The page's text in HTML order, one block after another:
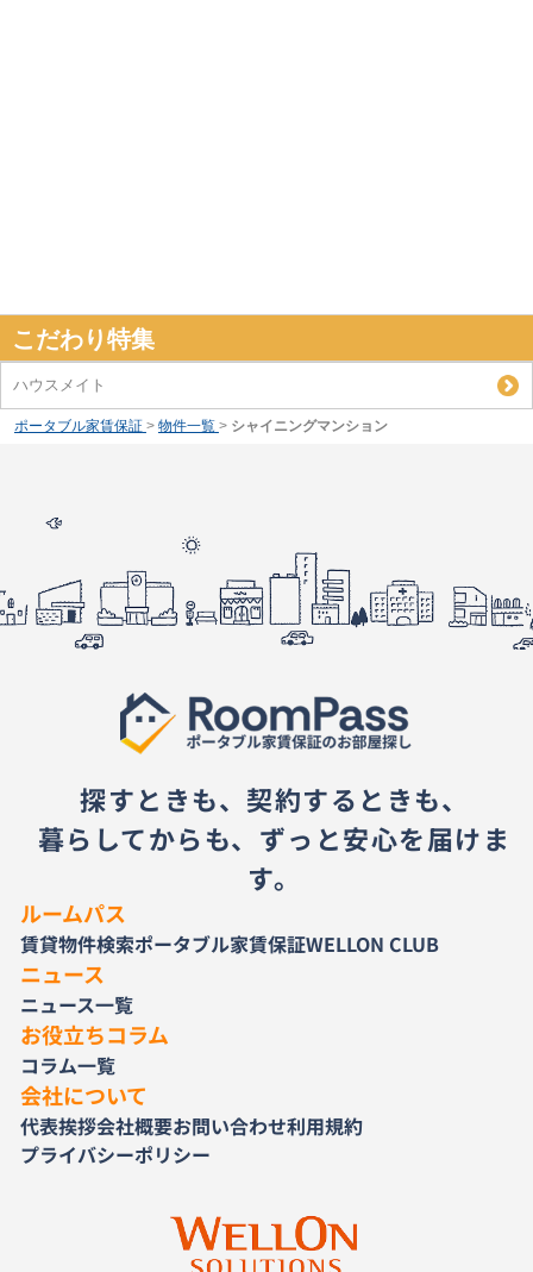
こだわり特集
ハウスメイト
ポータブル家賃保証 > 物件一覧 > シャイニングマンション
探すときも、契約するときも、
暮らしてからも、ずっと安心を届けま
す。
ルームパス
賃貸物件検索ポータブル家賃保証WELLON CLUB
ニュース
ニュース一覧
お役立ちコラム
コラム一覧
会社について
代表挨拶会社概要お問い合わせ利用規約
プライバシーポリシー